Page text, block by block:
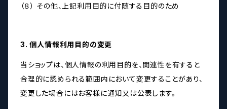
（８） その他、上記利用目的に付随する目的のため
3. 個人情報利用目的の変更
当ショップは、個人情報の利用目的を、関連性を有すると
合理的に認められる範囲内において変更することがあり、
変更した場合にはお客様に通知又は公表します。